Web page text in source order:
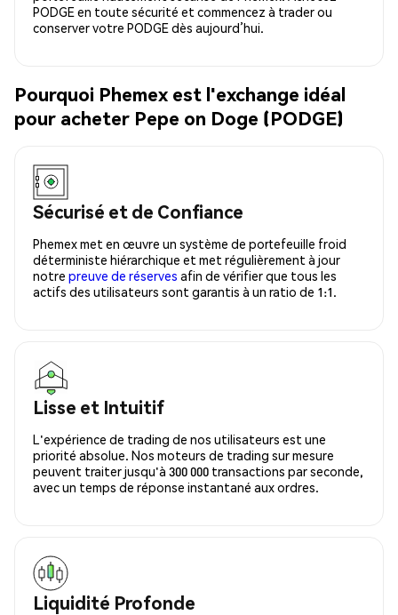
PODGE en toute sécurité et commencez à trader ou
conserver votre PODGE dès aujourd’hui.
Pourquoi Phemex est l'exchange idéal
pour acheter Pepe on Doge (PODGE)
Sécurisé et de Confiance
Phemex met en œuvre un système de portefeuille froid
déterministe hiérarchique et met régulièrement à jour
notre preuve de réserves afin de vérifier que tous les
actifs des utilisateurs sont garantis à un ratio de 1:1.
Lisse et Intuitif
L'expérience de trading de nos utilisateurs est une
priorité absolue. Nos moteurs de trading sur mesure
peuvent traiter jusqu'à 300 000 transactions par seconde,
avec un temps de réponse instantané aux ordres.
Liquidité Profonde